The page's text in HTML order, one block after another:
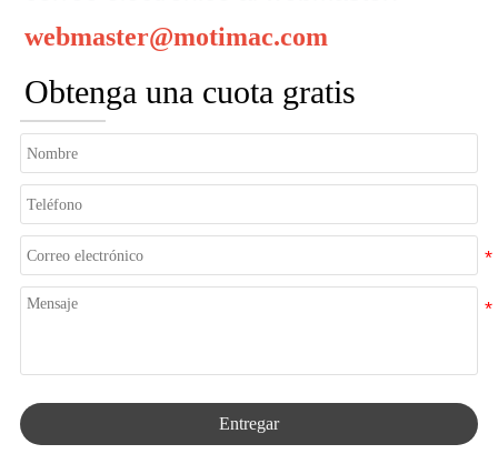
webmaster@motimac.com
Obtenga una cuota gratis
Entregar